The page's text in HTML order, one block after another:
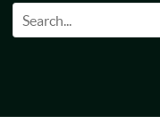
Search form